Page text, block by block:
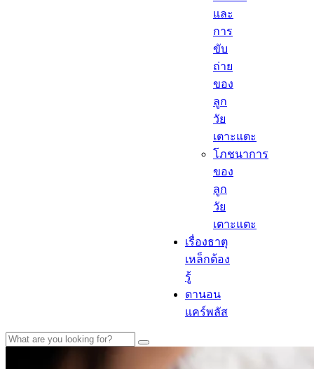
และ
การ
ขับ
ถ่าย
ของ
ลูก
วัย
เตาะแตะ
โภชนาการ
ของ
ลูก
วัย
เตาะแตะ
เรื่องธาตุ
เหล็กต้อง
รู้​
ดานอน
แคร์พลัส